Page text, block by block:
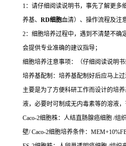
1：请仔细阅读说明书，事先了解更多
养基、 RD细胞血清）、操作流程及注
2：细胞培养过程中，遇到不清楚不确
会提供专业准确的建议指导；
细胞培养注意事项：（仔细阅读说明书
培养基配制：培养基配制好后应马上
主要是为了方便科研工作而设计的培
液，必要时可制成无内毒素等的溶液，
Caco-2细胞株：人结直肠腺癌细胞 /组
壁/ Caco-2细胞培养条件：